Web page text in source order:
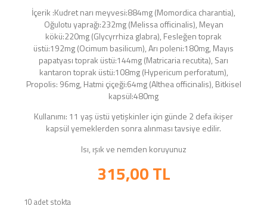
İçerik :Kudret narı meyvesi:884mg (Momordica charantia),
Oğulotu yaprağı:232mg (Melissa officinalis), Meyan
kökü:220mg (Glycyrrhiza glabra), Fesleğen toprak
üstü:192mg (Ocimum basilicum), Arı poleni:180mg, Mayıs
papatyası toprak üstü:144mg (Matricaria recutita), Sarı
kantaron toprak üstü:108mg (Hypericum perforatum),
Propolis: 96mg, Hatmi çiçeği:64mg (Althea officinalis), Bitkisel
kapsül:480mg
Kullanımı: 11 yaş üstü yetişkinler için günde 2 defa ikişer
kapsül yemeklerden sonra alınması tavsiye edilir.
Isı, ışık ve nemden koruyunuz
315,00TL
10 adet stokta